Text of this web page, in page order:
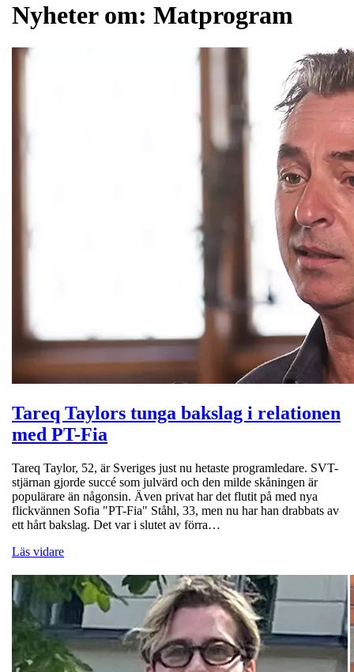
Nyheter om: Matprogram
Tareq Taylors tunga bakslag i relationen
med PT-Fia
Tareq Taylor, 52, är Sveriges just nu hetaste programledare. SVT-
stjärnan gjorde succé som julvärd och den milde skåningen är
populärare än någonsin. Även privat har det flutit på med nya
flickvännen Sofia "PT-Fia" Ståhl, 33, men nu har han drabbats av
ett hårt bakslag. Det var i slutet av förra…
Läs vidare